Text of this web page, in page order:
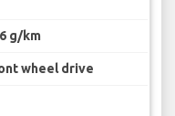
g/km
wheel drive